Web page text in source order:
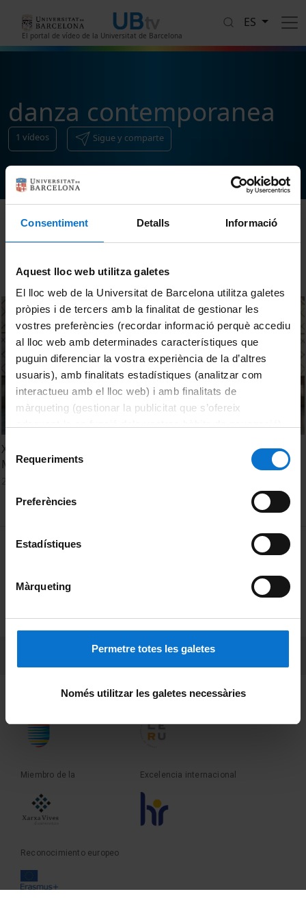
Consentiment Detalls Informació
Aquest lloc web utilitza galetes
El lloc web de la Universitat de Barcelona utilitza galetes
pròpies i de tercers amb la finalitat de gestionar les
vostres preferències (recordar informació perquè accediu
al lloc web amb determinades característiques que
puguin diferenciar la vostra experiència de la d’altres
usuaris), amb finalitats estadístiques (analitzar com
interactueu amb el lloc web) i amb finalitats de
màrqueting (gestionar la publicitat que s’ofereix
consultar laPolítica de galetes del lloc web de la
Selecció
de Requeriments
Preferències
Estadístiques
Màrqueting
Permetre totes les galetes
Només utilitzar les galetes necessàries
El portal de vídeo de la Universitat de Barcelona
ES
danza contemporanea
1 vídeos Sigue y comparte
Ordenar
X Cicle de Dansa Contemporània a la UB. Adrián Vega i
Magda Polo
MENÚ PEU 1
Privacidad y términos
Sobre UBtv
Fundadora de la Miembro de la
Miembro de la Excelencia internacional
Reconocimiento europeo